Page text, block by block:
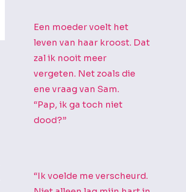
Een moeder voelt het
leven van haar kroost. Dat
zal ik nooit meer
vergeten. Net zoals die
ene vraag van Sam.
“Pap, ik ga toch niet
dood?”
“Ik voelde me verscheurd.